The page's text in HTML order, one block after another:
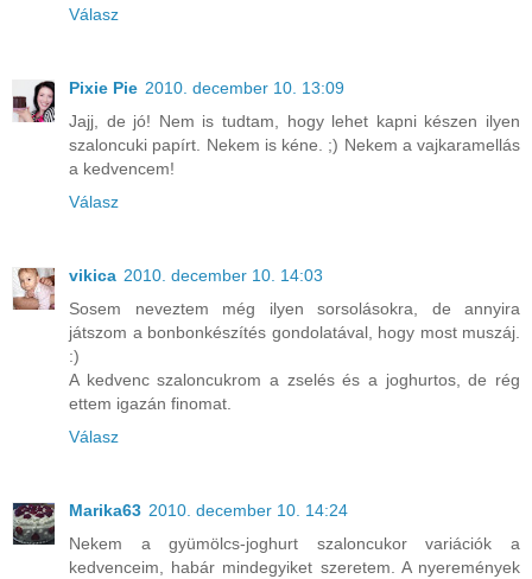
Válasz
Pixie Pie 2010. december 10. 13:09
Jajj, de jó! Nem is tudtam, hogy lehet kapni készen ilyen
szaloncuki papírt. Nekem is kéne. ;) Nekem a vajkaramellás
a kedvencem!
Válasz
vikica 2010. december 10. 14:03
Sosem neveztem még ilyen sorsolásokra, de annyira
játszom a bonbonkészítés gondolatával, hogy most muszáj.
:)
A kedvenc szaloncukrom a zselés és a joghurtos, de rég
ettem igazán finomat.
Válasz
Marika63 2010. december 10. 14:24
Nekem a gyümölcs-joghurt szaloncukor variációk a
kedvenceim, habár mindegyiket szeretem. A nyeremények